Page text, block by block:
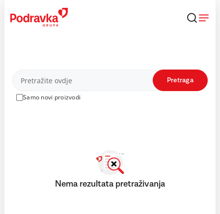
content
Proizvodi
Samo novi proizvodi
Pretraga
Nema rezultata pretraživanja